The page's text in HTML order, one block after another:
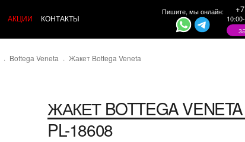
АКЦИИ КОНТАКТЫ
Пишите, мы онлайн:
Bottega Veneta Жакет Bottega Veneta
ЖАКЕТ BOTTEGA VENETA
PL-18608